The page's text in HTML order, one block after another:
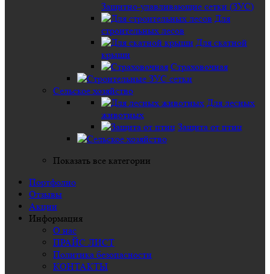
Защитно-улавливающие сетки (ЗУС)
Для
строительных лесов
Для скатной
крыши
Страховочная
Сельское хозяйство
Для лесных
животных
Защита от птиц
Показать все категории
Портфолио
Отзывы
Акции
Информация
О нас
ПРАЙС ЛИСТ
Политика безопасности
КОНТАКТЫ